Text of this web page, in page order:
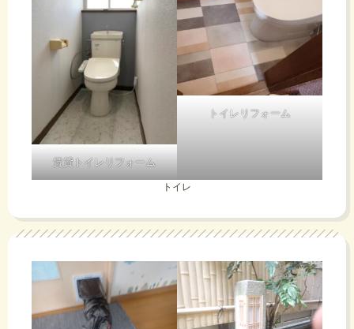
賃貸トイレリフォーム
トイレリフォーム
トイレ